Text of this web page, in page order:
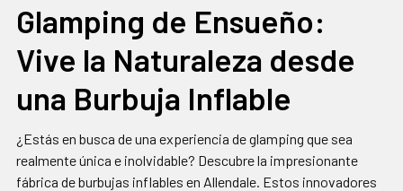
Glamping de Ensueño:
Vive la Naturaleza desde
una Burbuja Inflable
¿Estás en busca de una experiencia de glamping que sea
realmente única e inolvidable? Descubre la impresionante
fábrica de burbujas inflables en Allendale. Estos innovadores